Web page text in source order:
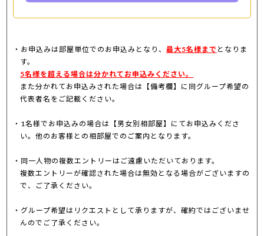
お申込みは部屋単位でのお申込みとなり、最大5名様まで となりま
す。
5名様を超える場合は分かれてお申込みください。
また分かれてお申込みされた場合は【備考欄】に同グループ希望の
代表者名をご記載ください。
1名様でお申込みの場合は【男女別相部屋】にてお申込みくださ
い。他のお客様との相部屋でのご案内となります。
同一人物の複数エントリーはご遠慮いただいております。
複数エントリーが確認された場合は無効となる場合がございますの
で、ご了承ください。
グループ希望はリクエストとして承りますが、確約ではございませ
んのでご了承ください。